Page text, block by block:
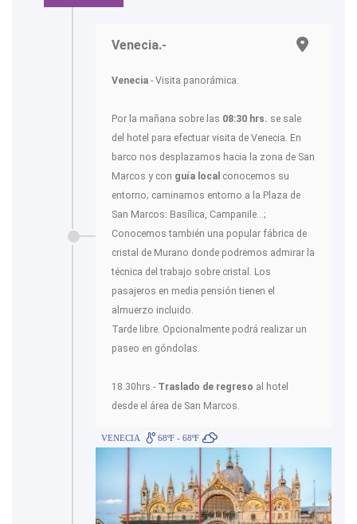
Venecia.-
Venecia - Visita panorámica.
Por la mañana sobre las 08:30 hrs. se sale
del hotel para efectuar visita de Venecia. En
barco nos desplazamos hacia la zona de San
Marcos y con guía local conocemos su
entorno; caminamos entorno a la Plaza de
San Marcos: Basílica, Campanile...;
Conocemos también una popular fábrica de
cristal de Murano donde podremos admirar la
técnica del trabajo sobre cristal. Los
pasajeros en media pensión tienen el
almuerzo incluido.
Tarde libre. Opcionalmente podrá realizar un
paseo en góndolas.
18.30hrs.- Traslado de regreso al hotel
desde el área de San Marcos.
VENECIA 68ºF - 68ºF